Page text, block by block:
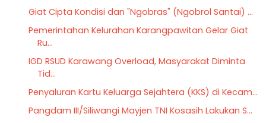
Giat Cipta Kondisi dan "Ngobras" (Ngobrol Santai) ...
Pemerintahan Kelurahan Karangpawitan Gelar Giat
Ru...
IGD RSUD Karawang Overload, Masyarakat Diminta
Tid...
Penyaluran Kartu Keluarga Sejahtera (KKS) di Kecam...
Pangdam III/Siliwangi Mayjen TNI Kosasih Lakukan S...